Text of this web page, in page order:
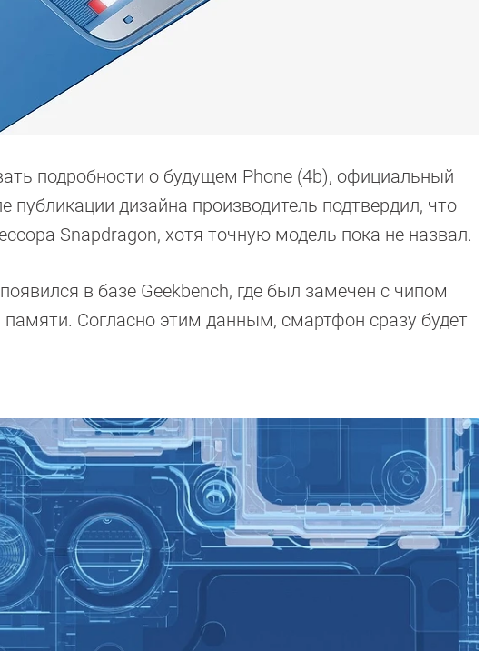
подробности о будущем Phone (4b), официальный
публикации дизайна производитель подтвердил, что
Snapdragon, хотя точную модель пока не назвал.
в базе Geekbench, где был замечен с чипом
Согласно этим данным, смартфон сразу будет